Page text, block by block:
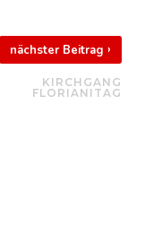
nächster Beitrag›
KIRCHGANG
FLORIANITAG